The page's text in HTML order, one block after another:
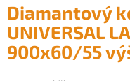
Diamantový
UNIVERSAL
900x60/55